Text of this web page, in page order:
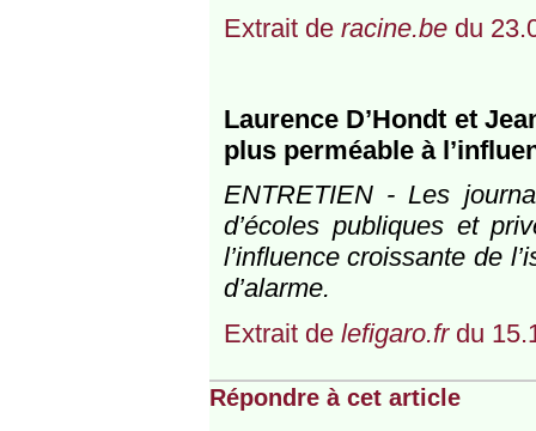
Extrait de racine.bedu
Laurence D’Hondt et
plus perméable à
ENTRETIEN - Les
d’écoles publiques et
l’influence croissante de
d’alarme.
Extrait de lefigaro.frdu
Répondre à cet article